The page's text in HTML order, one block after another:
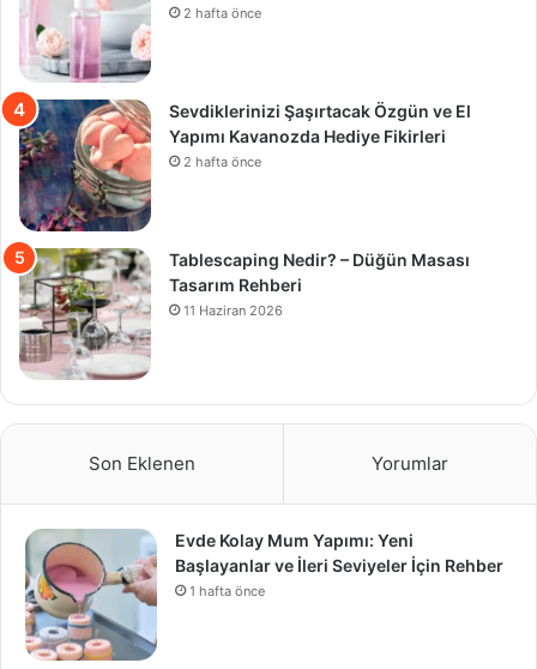
2 hafta önce
Sevdiklerinizi Şaşırtacak Özgün ve El
Yapımı Kavanozda Hediye Fikirleri
2 hafta önce
Tablescaping Nedir? – Düğün Masası
Tasarım Rehberi
11 Haziran 2026
Son Eklenen Yorumlar
Evde Kolay Mum Yapımı: Yeni
Başlayanlar ve İleri Seviyeler İçin Rehber
1 hafta önce